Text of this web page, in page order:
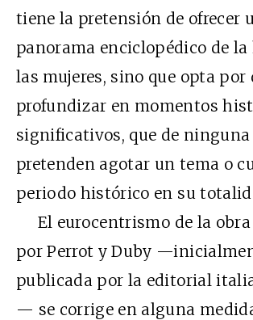
tiene la pretensión de ofrecer
panorama enciclopédico de
las mujeres, sino que opta por
profundizar en momentos
significativos, que de
pretenden agotar un tema o
periodo histórico en su
El eurocentrismo de la obra
por Perrot y Duby
publicada por la editorial
— se corrige en alguna